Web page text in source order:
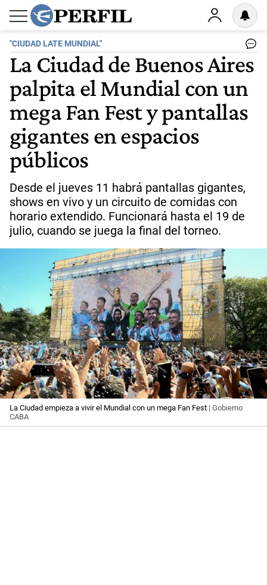
"CIUDAD LATE MUNDIAL"
La Ciudad de Buenos Aires
palpita el Mundial con un
mega Fan Fest y pantallas
gigantes en espacios
públicos
Desde el jueves 11 habrá pantallas gigantes,
shows en vivo y un circuito de comidas con
horario extendido. Funcionará hasta el 19 de
julio, cuando se juega la final del torneo.
La Ciudad empieza a vivir el Mundial con un mega Fan Fest | Gobierno
CABA